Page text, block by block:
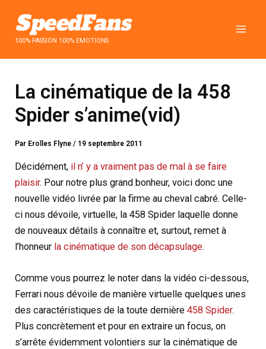
contenu100% PASSION 100% EMOTIONS
La cinématique de la 458
Spider s’anime(vid)
Par Erolles Flyne/ 19 septembre 2011
Décidément, il n’ y a vraiment pas de mal à se faire
plaisir. Pour notre plus grand bonheur, voici donc une
nouvelle vidéo livrée par la firme au cheval cabré. Celle-
ci nous dévoile, virtuelle, la 458 Spider laquelle donne
de nouveaux détails à connaître et, surtout, remet à
l’honneur la cinématique de son décapsulage.
Comme vous pourrez le noter dans la vidéo ci-dessous,
Ferrari nous dévoile de manière virtuelle quelques unes
des caractéristiques de la toute dernière458 Spider.
Plus concrètement et pour en extraire un focus, on
s’arrête évidemment volontiers sur la cinématique de